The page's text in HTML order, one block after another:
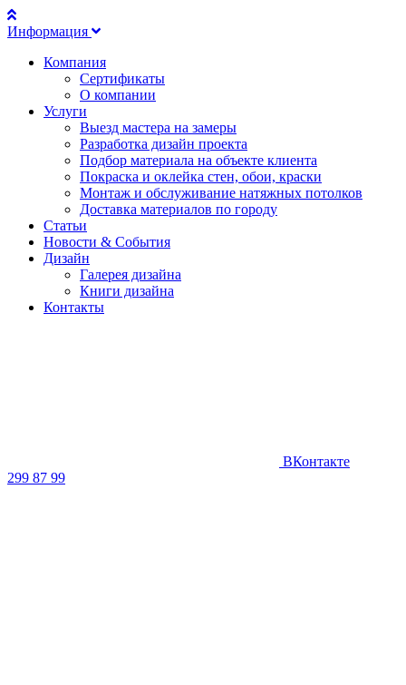
Информация
Компания
Сертификаты
О компании
Услуги
Выезд мастера на замеры
Разработка дизайн проекта
Подбор материала на объекте клиента
Покраска и оклейка стен, обои, краски
Монтаж и обслуживание натяжных потолков
Доставка материалов по городу
Статьи
Новости & События
Дизайн
Галерея дизайна
Книги дизайна
Контакты
ВКонтакте
299 87 99